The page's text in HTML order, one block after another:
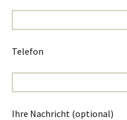
Telefon
Ihre Nachricht (optional)